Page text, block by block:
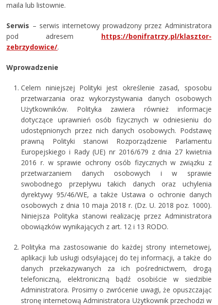
maila lub listownie.
Serwis – serwis internetowy prowadzony przez Administratora
pod adresem https://bonifratrzy.pl/klasztor-
zebrzydowice/.
Wprowadzenie
Celem niniejszej Polityki jest określenie zasad, sposobu
przetwarzania oraz wykorzystywania danych osobowych
Użytkowników. Polityka zawiera również informacje
dotyczące uprawnień osób fizycznych w odniesieniu do
udostępnionych przez nich danych osobowych. Podstawę
prawną Polityki stanowi Rozporządzenie Parlamentu
Europejskiego i Rady (UE) nr 2016/679 z dnia 27 kwietnia
2016 r. w sprawie ochrony osób fizycznych w związku z
przetwarzaniem danych osobowych i w sprawie
swobodnego przepływu takich danych oraz uchylenia
dyrektywy 95/46/WE, a także Ustawa o ochronie danych
osobowych z dnia 10 maja 2018 r. (Dz. U. 2018 poz. 1000).
Niniejsza Polityka stanowi realizację przez Administratora
obowiązków wynikających z art. 12 i 13 RODO.
Polityka ma zastosowanie do każdej strony internetowej,
aplikacji lub usługi odsyłającej do tej informacji, a także do
danych przekazywanych za ich pośrednictwem, drogą
telefoniczną, elektroniczną bądź osobiście w siedzibie
Administratora. Prosimy o zwrócenie uwagi, że opuszczając
stronę internetową Administratora Użytkownik przechodzi w